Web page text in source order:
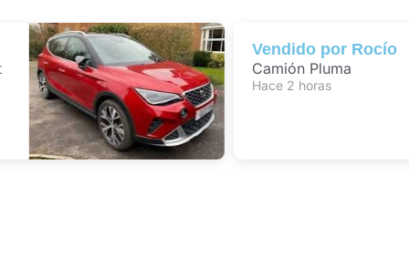
Vendido porRocío
Camión Pluma
Hace 2 horas